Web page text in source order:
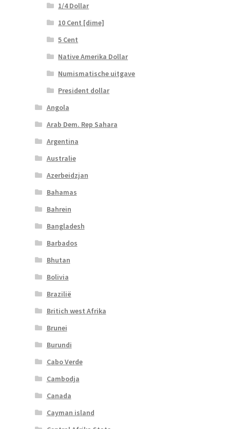
1/4 Dollar
10 Cent [dime]
5 Cent
Native Amerika Dollar
Numismatische uitgave
President dollar
Angola
Arab Dem. Rep Sahara
Argentina
Australie
Azerbeidzjan
Bahamas
Bahrein
Bangladesh
Barbados
Bhutan
Bolivia
Brazilië
Britich west Afrika
Brunei
Burundi
Cabo Verde
Cambodja
Canada
Cayman island